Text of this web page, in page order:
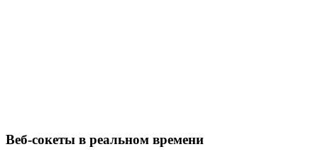
Веб-сокеты в реальном времени